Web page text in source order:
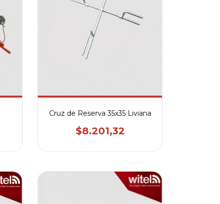
Cruz de Reserva 35x35 Liviana
$8.201,32